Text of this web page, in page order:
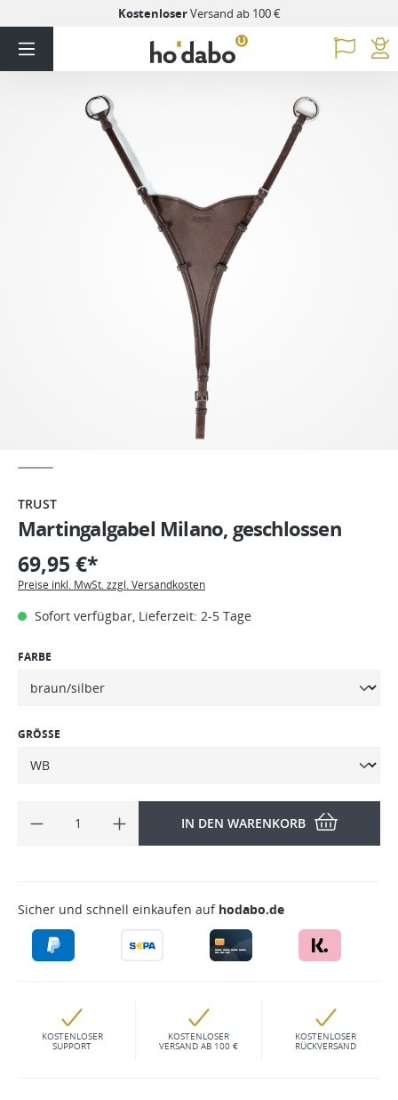
KostenloserVersand ab 100 €
TRUST
Martingalgabel Milano, geschlossen
69,95 €*
Preise inkl. MwSt. zzgl. Versandkosten
Sofort verfügbar, Lieferzeit: 2-5 Tage
FARBE
GRÖSSE
IN DEN WARENKORB
Sicher und schnell einkaufen auf hodabo.de
KOSTENLOSER
SUPPORT
KOSTENLOSER
VERSAND AB 100 €
KOSTENLOSER
RÜCKVERSAND